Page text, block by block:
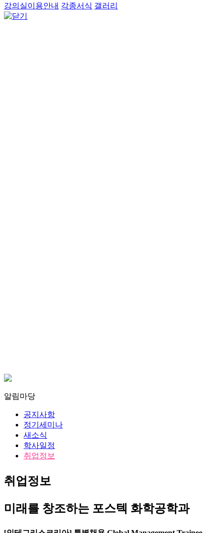
강의실이용안내 각종서식 갤러리
알림마당
공지사항
정기세미나
새소식
학사일정
취업정보
취업정보
미래를 창조하는 포스텍 화학공학과